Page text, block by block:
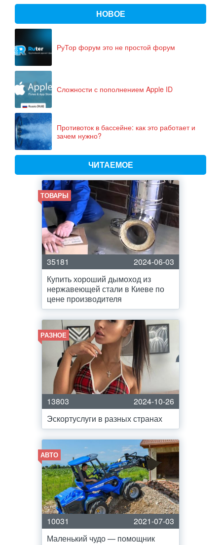
НОВОЕ
РуТор форум это не простой форум
Сложности с пополнением Apple ID
Противоток в бассейне: как это работает и
зачем нужно?
ЧИТАЕМОЕ
ТОВАРЫ
35181
2024-06-03
Купить хороший дымоход из
нержавеющей стали в Киеве по
цене производителя
РАЗНОЕ
13803
2024-10-26
Эскортуслуги в разных странах
АВТО
10031
2021-07-03
Маленький чудо — помощник